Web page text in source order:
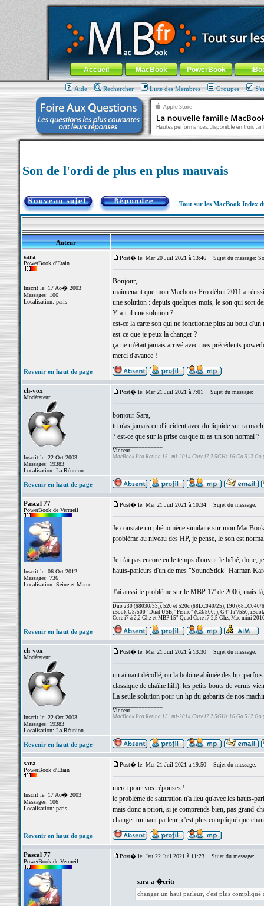
MacBook-fr.com : 100% Apple... 100% nomade !
Aller au contenu-Aller au menu général-Aller au menu de
Menu général
Accueil MacBook PowerBook
Aide Rechercher Liste des Membres Groupes
Son de l'ordi de plus en plus mauvais
Tout sur les MacBook Index
Auteur
sara
PowerBook d'Etain
Inscrit le: 17 Ao� 2003
Messages: 106
Localisation: paris
Post� le: Mar 20 Juil 2021 à 13:46 Sujet du message:
Bonjour,
maintenant que mon Macbook Pro début 2011 a
une solution : depuis quelques mois, le son qui sort
Y a-t-il une solution ?
est-ce la carte son qui ne fonctionne plus au bout d'un
est-ce que je peux la changer ?
ça ne m'était jamais arrivé avec mes précédents
merci d'avance !
Revenir en haut de page
ch-vox
Modérateur
Inscrit le: 22 Oct 2003
Messages: 19383
Localisation: La Réunion
Post� le: Mer 21 Juil 2021 à 7:01 Sujet du message:
bonjour Sara,
tu n'as jamais eu d'incident avec du liquide sur ta
? est-ce que sur la prise casque tu as un son normal ?
Vincent
MacBook Pro Retina 15" mi-2014 Core i7 2,5GHz 16 Go 512 Go
Revenir en haut de page
Pascal 77
PowerBook de Vermeil
Inscrit le: 06 Oct 2012
Messages: 736
Localisation: Seine et Marne
Post� le: Mer 21 Juil 2021 à 10:34 Sujet du message:
Je constate un phénomène similaire sur mon
problème au niveau des HP, je pense, le son est
Je n'ai pas encore eu le temps d'ouvrir le bébé, donc,
hauts-parleurs d'un de mes "SoundStick" Harman
J'ai aussi le problème sur le MBP 17' de 2006, mais
Duo 230 (68030/33,), 520 et 520c (68LC040/25), 190 (68LC040/
iBook G3/500 "Dual USB, "Pismo" (G3/500, ), G4"Ti"/550,
Core i7 à 2,2 Ghz et MBP 15" Quad Core i7 2,5 Ghz, Mac mini
Revenir en haut de page
ch-vox
Modérateur
Inscrit le: 22 Oct 2003
Messages: 19383
Localisation: La Réunion
Post� le: Mer 21 Juil 2021 à 13:30 Sujet du message:
un aimant décollé, ou la bobine abîmée des hp.
classique de chaîne hifi). les petits bouts de vernis
La seule solution pour un hp du gabarits de nos
Vincent
MacBook Pro Retina 15" mi-2014 Core i7 2,5GHz 16 Go 512 Go
Revenir en haut de page
sara
PowerBook d'Etain
Inscrit le: 17 Ao� 2003
Messages: 106
Localisation: paris
Post� le: Mer 21 Juil 2021 à 19:50 Sujet du message:
merci pour vos réponses !
le problème de saturation n'a lieu qu'avec les hauts-
mais donc a priori, si je comprends bien, pas grand-
changer un haut parleur, c'est plus compliqué que
Revenir en haut de page
Pascal 77
PowerBook de Vermeil
Post� le: Jeu 22 Juil 2021 à 11:23 Sujet du message:
sara a �crit:
changer un haut parleur, c'est plus